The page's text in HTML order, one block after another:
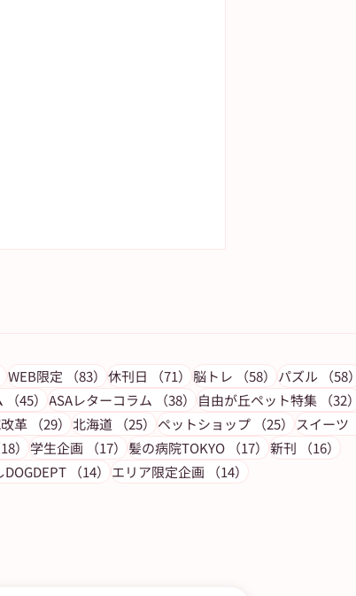
自由が丘MAST店
SHOPイチ押し商品「まと
83件の記事
WEB限定 （83）83件の記事
休刊日 （71）71件の記事
脳トレ （58）58件の記事
パズル （58
事
（45）45件の記事
ASAレターコラム （38）38件の記事
自由が丘ペット特集 （32
記事
革 （29）29件の記事
北海道 （25）25件の記事
ペットショップ （25）25件の記事
スイーツ
18）18件の記事
学生企画 （17）17件の記事
髪の病院TOKYO （17）17件の記事
新刊 （16）
（14）14件の記事
エリア限定企画 （14）